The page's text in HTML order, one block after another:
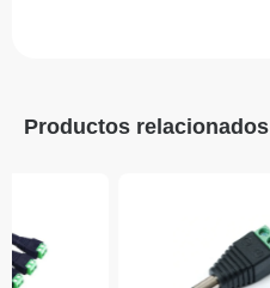
Productos relacionados